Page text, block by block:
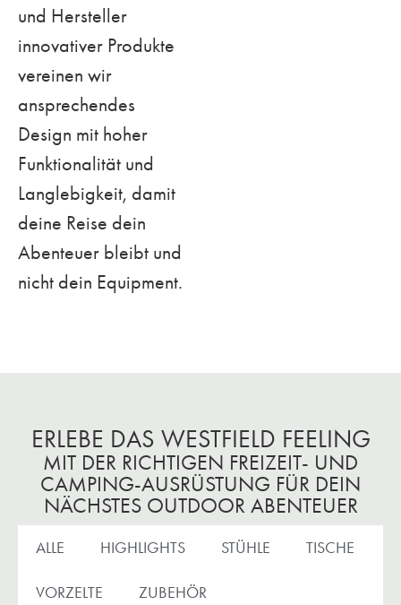
und Hersteller
innovativer Produkte
vereinen wir
ansprechendes
Design mit hoher
Funktionalität und
Langlebigkeit, damit
deine Reise dein
Abenteuer bleibt und
nicht dein Equipment.
ERLEBE DAS WESTFIELD FEELING
MIT DER RICHTIGEN FREIZEIT- UND
CAMPING-AUSRÜSTUNG FÜR DEIN
NÄCHSTES OUTDOOR ABENTEUER
ALLE HIGHLIGHTS STÜHLE TISCHE
VORZELTE ZUBEHÖR